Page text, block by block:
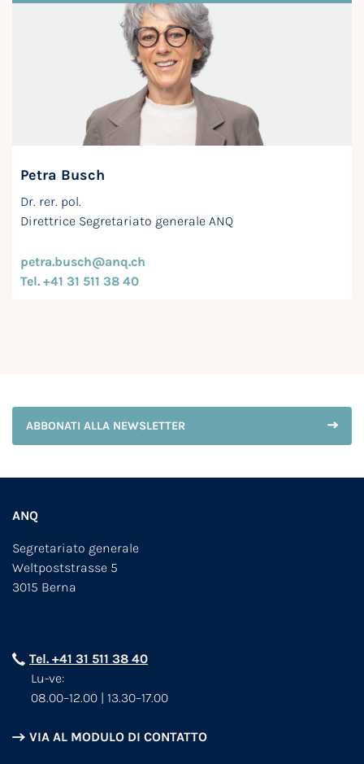
Petra Busch
Dr. rer. pol.
Direttrice Segretariato generale ANQ
petra.busch@anq.ch
Tel. +41 31 511 38 40
ABBONATI ALLA NEWSLETTER
ANQ
Segretariato generale
Weltpoststrasse 5
3015 Berna
Tel. +41 31 511 38 40
Lu-ve:
08.00–12.00 | 13.30–17.00
VIA AL MODULO DI CONTATTO